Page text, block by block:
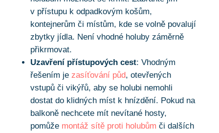
v přístupu k odpadkovým košům,
kontejnerům či místům, kde se volně povalují
zbytky jídla. Není vhodné holuby záměrně
přikrmovat.
Uzavření přístupových cest: Vhodným
řešením je zasíťování půd, otevřených
vstupů či vikýřů, aby se holubi nemohli
dostat do klidných míst k hnízdění. Pokud na
balkoně nechcete mít nevítané hosty,
pomůže montáž sítě proti holubům či dalších